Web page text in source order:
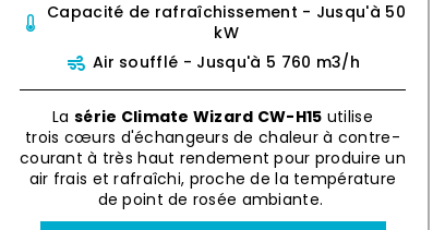
Capacité de rafraîchissement - Jusqu'à 50
kW
Air soufflé - Jusqu'à 5 760 m3/h
Lasérie Climate Wizard CW-H15 utilise
trois cœurs d'échangeurs de chaleur à contre-
courant à très haut rendement pour produire un
air frais et rafraîchi, proche de la température
de point de rosée ambiante.